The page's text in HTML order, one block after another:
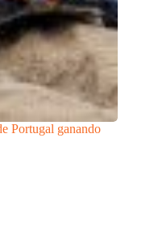
Portugal ganando